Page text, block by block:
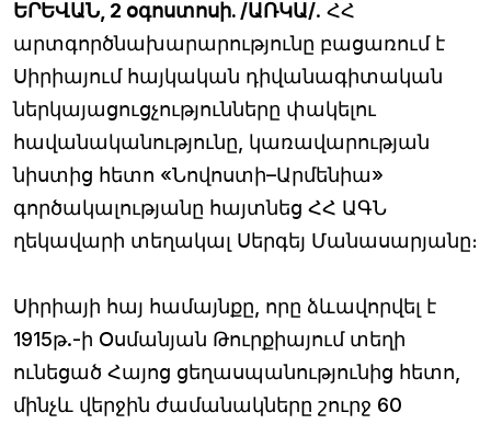
ԵՐԵՎԱՆ, 2 օգոստոսի. /ԱՌԿԱ/. ՀՀ
արտգործնախարարությունը բացառում է
Սիրիայում հայկական դիվանագիտական
ներկայացուցչությունները փակելու
հավանականությունը, կառավարության
նիստից հետո «Նովոստի–Արմենիա»
գործակալությանը հայտնեց ՀՀ ԱԳՆ
ղեկավարի տեղակալ Սերգեյ Մանասարյանը։
Սիրիայի հայ համայնքը, որը ձևավորվել է
1915թ.-ի Օսմանյան Թուրքիայում տեղի
ունեցած Հայոց ցեղասպանությունից հետո,
մինչև վերջին ժամանակները շուրջ 60